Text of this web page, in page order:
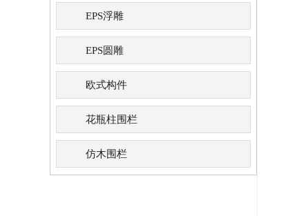
EPS浮雕
EPS圆雕
欧式构件
花瓶柱围栏
仿木围栏